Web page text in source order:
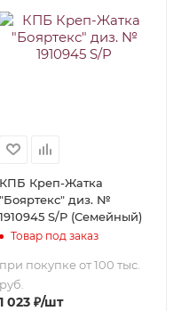
КПБ Креп-Жатка
"Бояртекс" диз. №
1910945 S/P (Семейный)
Товар под заказ
при покупке от 100 тыс.
руб.
1 023₽/шт